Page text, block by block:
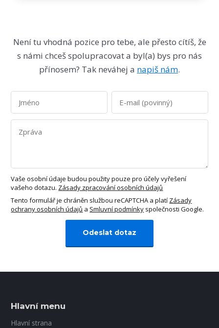
Není tu vhodná pozice pro tebe, ale přesto cítíš, že
s námi chceš spolupracovat a byl(a) bys pro nás
přínosem? Tak neváhej a napiš nám.
Vaše osobní údaje budou použity pouze pro účely vyřešení
vašeho dotazu. Zásady zpracování osobních údajů
Tento formulář je chráněn službou reCAPTCHA a platí Zásady
ochrany osobních údajů a Smluvní podmínky společnosti Google.
Odeslat dotaz
Hlavní menu
Hlavní strana